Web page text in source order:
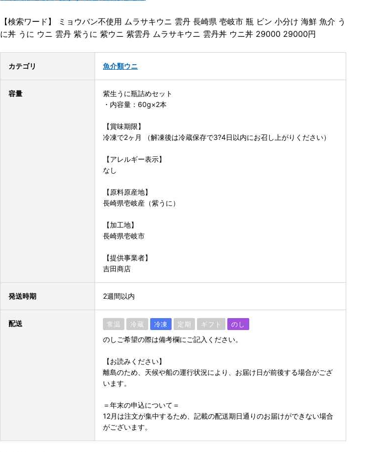
【検索ワード】 ミョウバン不使用 ムラサキウニ 雲丹 長崎県 壱岐市 瓶 ビン 小分け 海鮮 魚介 う
に丼 うに ウニ 雲丹 紫うに 紫ウニ 紫雲丹 ムラサキウニ 雲丹丼 ウニ丼 29000 29000円
カテゴリ 魚介類ウニ
容量
紫生うに瓶詰めセット
・内容量：60g×2本
【賞味期限】
冷凍で2ヶ月 （解凍後は冷蔵保存で3?4日以内にお召し上がりください）
【アレルギー表示】
なし
【原料原産地】
長崎県壱岐産（紫うに）
【加工地】
長崎県壱岐市
【提供事業者】
吉田商店
発送時期 2週間以内
配送 常温 冷蔵 冷凍 定期 ギフト のし
のしご希望の際は備考欄にご記入ください。
【お読みください】
離島のため、天候や船の運行状況により、お届け日が前後する場合がござ
います。
＝年末の申込について＝
12月は注文が集中するため、記載の配送期日通りのお届けができない場合
がございます。